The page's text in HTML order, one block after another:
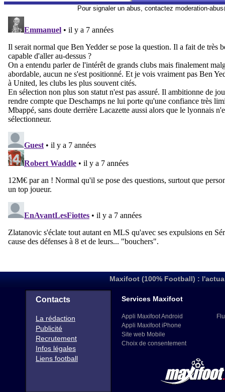
Pour signaler un abus, contactez moderation-
Maxifoot (100% Football) :
Contacts
La rédaction
Publicité
Recrutement
Infos légales
Liens football
Services Maxifoot
Appli Maxifoot Android
Appli Maxifoot iPhone
Site web Mobile
Choix de consentement